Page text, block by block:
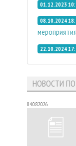
01.12.2023
08.10.2024
мероприятия
22.10.2024
НОВОСТИ
04.08.2026